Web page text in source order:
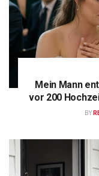
Mein Mann
vor 200
BY